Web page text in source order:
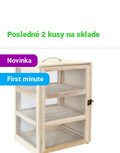
Posledné 2 kusy na sklade
Novinka
First minute